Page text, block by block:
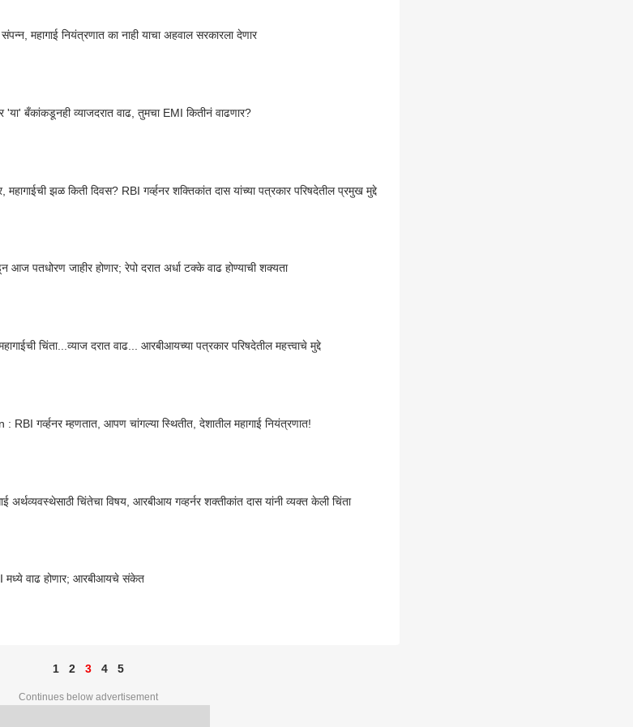
महागाई नियंत्रणात का नाही याचा अहवाल सरकारला देणार
बँकांकडूनही व्याजदरात वाढ, तुमचा EMI कितीनं वाढणार?
झळ किती दिवस? RBI गर्व्हनर शक्तिकांत दास यांच्या पत्रकार परिषदेतील प्रमुख मुद्दे
पतधोरण जाहीर होणार; रेपो दरात अर्धा टक्के वाढ होण्याची शक्यता
चिंता...व्याज दरात वाढ... आरबीआयच्या पत्रकार परिषदेतील महत्त्वाचे मुद्दे
गर्व्हनर म्हणतात, आपण चांगल्या स्थितीत, देशातील महागाई नियंत्रणात!
अर्थव्यवस्थेसाठी चिंतेचा विषय, आरबीआय गव्हर्नर शक्तीकांत दास यांनी व्यक्त केली चिंता
मध्ये वाढ होणार; आरबीआयचे संकेत
1 2 3 4 5
Continues below advertisement